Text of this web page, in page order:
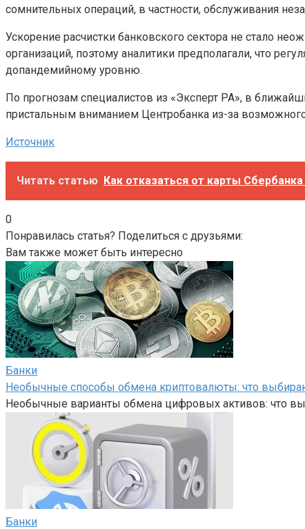
сомнительных операций, в частности, обслуживания
Ускорение расчистки банковского сектора не стало
организаций, поэтому аналитики предполагали, что
допандемийному уровню.
По прогнозам специалистов из «Эксперт РА», в
пристальным вниманием Центробанка из-за
Источник
Читать статью Как отказаться от карты
0
Понравилась статья? Поделиться с друзьями:
Вам также может быть интересно
Банки
Необычные способы обмена криптовалюты: что
Необычные варианты обмена цифровых активов: что
Банки